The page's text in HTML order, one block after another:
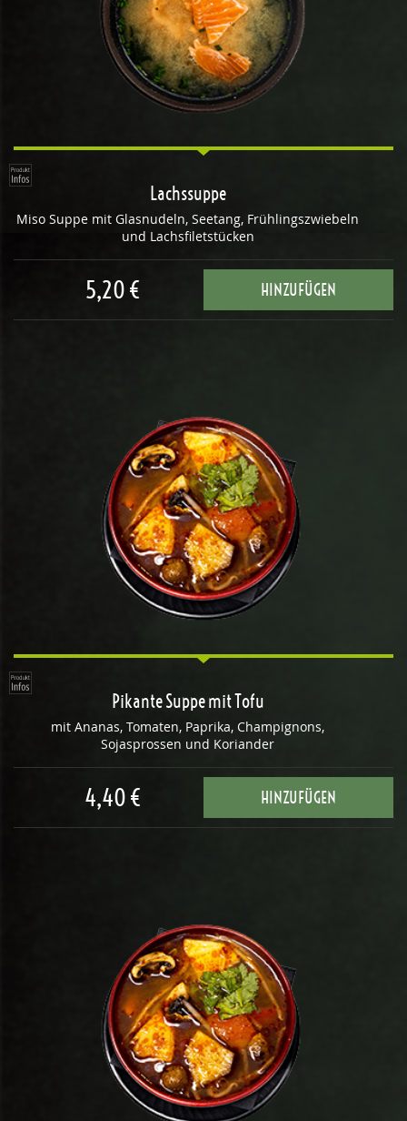
Lachssuppe
Miso Suppe mit Glasnudeln, Seetang, Frühlingszwiebeln
und Lachsfiletstücken
5,20 € HINZUFÜGEN
Pikante Suppe mit Tofu
mit Ananas, Tomaten, Paprika, Champignons,
Sojasprossen und Koriander
4,40 € HINZUFÜGEN